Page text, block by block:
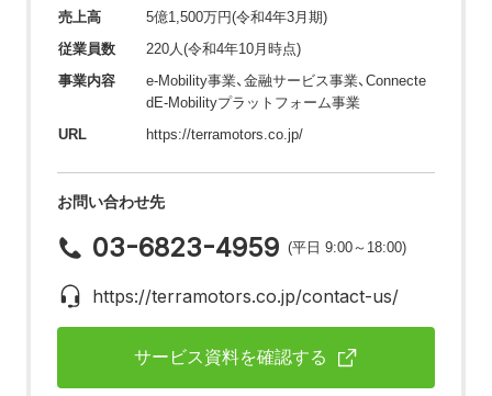
売上高
5億1,500万円(令和4年3月期)
従業員数
220人(令和4年10月時点)
事業内容
e-Mobility事業、金融サービス事業、Connecte
dE-Mobilityプラットフォーム事業
URL
https://terramotors.co.jp/
お問い合わせ先
03-6823-4959 (平日 9:00～18:00)
https://terramotors.co.jp/contact-us/
サービス資料を確認する